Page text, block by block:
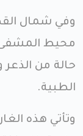
وفي شمال
محيط المشفى
حالة من
الطبية.
وتأتي هذه